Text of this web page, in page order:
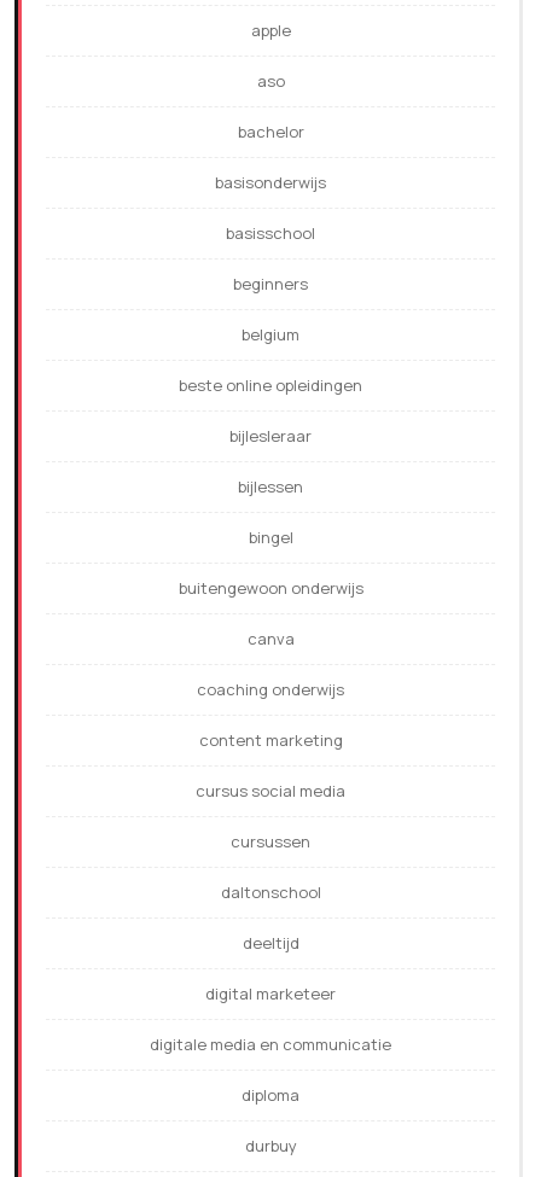
apple
aso
bachelor
basisonderwijs
basisschool
beginners
belgium
beste online opleidingen
bijlesleraar
bijlessen
bingel
buitengewoon onderwijs
canva
coaching onderwijs
content marketing
cursus social media
cursussen
daltonschool
deeltijd
digital marketeer
digitale media en communicatie
diploma
durbuy